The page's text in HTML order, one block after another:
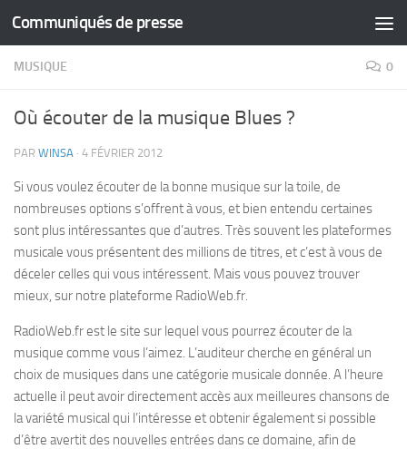
Skip to content
Communiqués de presse
MUSIQUE 0
Où écouter de la musique Blues ?
PAR WINSA · 4 FÉVRIER 2012
Si vous voulez écouter de la bonne musique sur la toile, de
nombreuses options s’offrent à vous, et bien entendu certaines
sont plus intéressantes que d’autres. Très souvent les plateformes
musicale vous présentent des millions de titres, et c’est à vous de
déceler celles qui vous intéressent. Mais vous pouvez trouver
mieux, sur notre plateforme RadioWeb.fr.
RadioWeb.fr est le site sur lequel vous pourrez écouter de la
musique comme vous l’aimez. L’auditeur cherche en général un
choix de musiques dans une catégorie musicale donnée. A l’heure
actuelle il peut avoir directement accès aux meilleures chansons de
la variété musical qui l’intéresse et obtenir également si possible
d’être avertit des nouvelles entrées dans ce domaine, afin de